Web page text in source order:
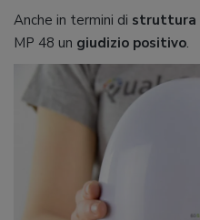
Anche in termini di struttura
MP 48 un giudizio positivo.